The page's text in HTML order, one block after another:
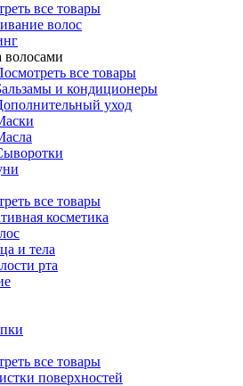
все товары
волос
волосами
все товары
и кондиционеры
уход
все товары
косметика
и тела
рта
все товары
поверхностей